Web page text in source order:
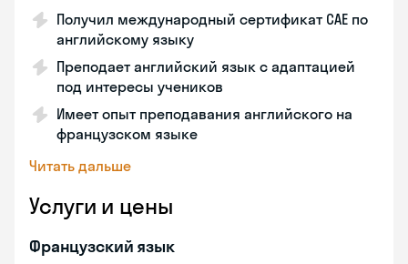
Получил международный сертификат CAE по
английскому языку
Преподает английский язык с адаптацией
под интересы учеников
Имеет опыт преподавания английского на
французском языке
Читать дальше
Услуги и цены
Французский язык